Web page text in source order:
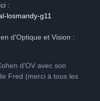
:
losmandy-g11
d'Optique et Vision :
d'OV avec son
Fred (merci à tous les